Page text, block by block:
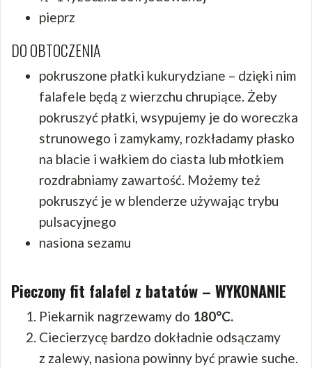
pieprz
DO OBTOCZENIA
pokruszone płatki kukurydziane – dzięki nim
falafele będą z wierzchu chrupiące. Żeby
pokruszyć płatki, wsypujemy je do woreczka
strunowego i zamykamy, rozkładamy płasko
na blacie i wałkiem do ciasta lub młotkiem
rozdrabniamy zawartość. Możemy też
pokruszyć je w blenderze używając trybu
pulsacyjnego
nasiona sezamu
Pieczony fit falafel z batatów – WYKONANIE
Piekarnik nagrzewamy do 180°C.
Ciecierzycę bardzo dokładnie odsączamy
z zalewy, nasiona powinny być prawie suche.